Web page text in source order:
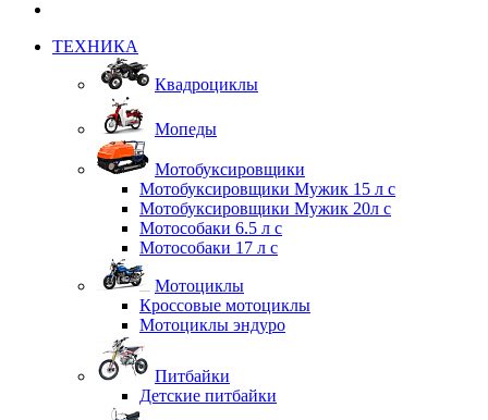
ТЕХНИКА
Квадроциклы
Мопеды
Мотобуксировщики
Мотобуксировщики Мужик 15 л с
Мотобуксировщики Мужик 20л с
Мотособаки 6.5 л с
Мотособаки 17 л с
Мотоциклы
Кроссовые мотоциклы
Мотоциклы эндуро
Питбайки
Детские питбайки